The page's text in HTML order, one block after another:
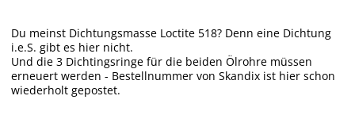
Du meinst Dichtungsmasse Loctite 518? Denn eine Dichtung
i.e.S. gibt es hier nicht.
Und die 3 Dichtingsringe für die beiden Ölrohre müssen
erneuert werden - Bestellnummer von Skandix ist hier schon
wiederholt gepostet.